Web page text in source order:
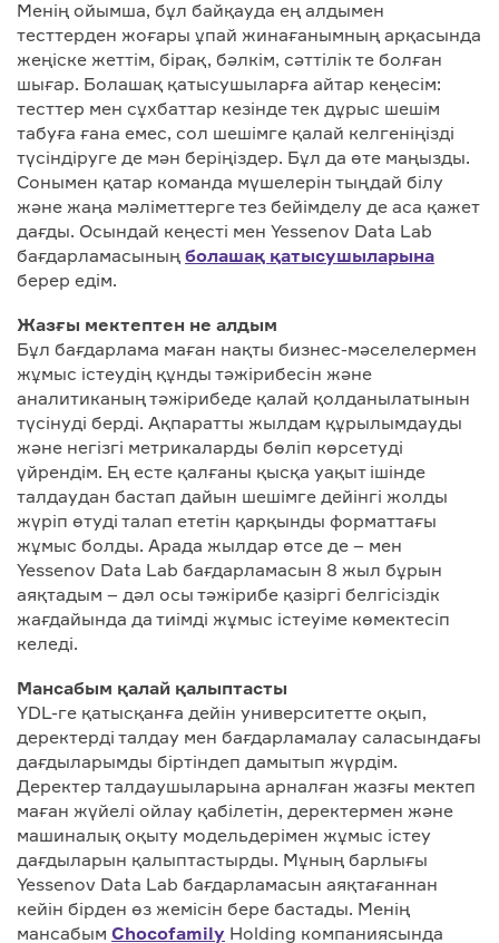
Менің ойымша, бұл байқауда ең алдымен
тесттерден жоғары ұпай жинағанымның арқасында
жеңіске жеттім, бірақ, бәлкім, сәттілік те болған
шығар. Болашақ қатысушыларға айтар кеңесім:
тесттер мен сұхбаттар кезінде тек дұрыс шешім
табуға ғана емес, сол шешімге қалай келгеніңізді
түсіндіруге де мән беріңіздер. Бұл да өте маңызды.
Сонымен қатар команда мүшелерін тыңдай білу
және жаңа мәліметтерге тез бейімделу де аса қажет
дағды. Осындай кеңесті мен Yessenov Data Lab
бағдарламасының болашақ қатысушыларына
берер едім.
Жазғы мектептен не алдым
Бұл бағдарлама маған нақты бизнес-мәселелермен
жұмыс істеудің құнды тәжірибесін және
аналитиканың тәжірибеде қалай қолданылатынын
түсінуді берді. Ақпаратты жылдам құрылымдауды
және негізгі метрикаларды бөліп көрсетуді
үйрендім. Ең есте қалғаны қысқа уақыт ішінде
талдаудан бастап дайын шешімге дейінгі жолды
жүріп өтуді талап ететін қарқынды форматтағы
жұмыс болды. Арада жылдар өтсе де – мен
Yessenov Data Lab бағдарламасын 8 жыл бұрын
аяқтадым – дәл осы тәжірибе қазіргі белгісіздік
жағдайында да тиімді жұмыс істеуіме көмектесіп
келеді.
Мансабым қалай қалыптасты
YDL-ге қатысқанға дейін университетте оқып,
деректерді талдау мен бағдарламалау саласындағы
дағдыларымды біртіндеп дамытып жүрдім.
Деректер талдаушыларына арналған жазғы мектеп
маған жүйелі ойлау қабілетін, деректермен және
машиналық оқыту модельдерімен жұмыс істеу
дағдыларын қалыптастырды. Мұның барлығы
Yessenov Data Lab бағдарламасын аяқтағаннан
кейін бірден өз жемісін бере бастады. Менің
мансабым Chocofamily Holding компаниясында